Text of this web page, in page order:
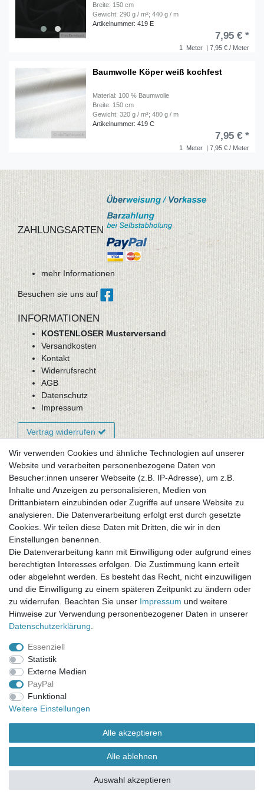
Breite: 150 cm
Gewicht: 290 g / m²; 440 g / m
Artikelnummer: 419 E
1 Meter | 7,95 € / Meter
7,95 € *
Baumwolle Köper weiß kochfest
Material: 100 % Baumwolle
Breite: 150 cm
Gewicht: 320 g / m²; 480 g / m
Artikelnummer: 419 C
1 Meter | 7,95 € / Meter
7,95 € *
ZAHLUNGSARTEN
mehr Informationen
Besuchen sie uns auf
INFORMATIONEN
KOSTENLOSER Musterversand
Versandkosten
Kontakt
Widerrufsrecht
AGB
Datenschutz
Impressum
Vertrag widerrufen
Newsletter-Anmeldung
FAQ / Fragen
Mein Warenkorb
Mein Merkzettel
Mein Konto
UNSER LADENGESCHÄFT
Gottlieb-Daimler-Str. 10
33334 Gütersloh
ÖFFNUNGSZEITEN
Montag - Dienstag: 8.00 - 18.00 Uhr, Mittwoch Ruhetag,
Donnerstag: 8.00 - 18.00 Uhr, Freitag 8.00 - 14.00 Uhr
KUNDENSERVICE
Telefon: (05241) 403 22 38
E-Mail: info@stoffamstueck.de
Alle Preise inklusive gesetzlicher Mehrwertsteuer und
zuzüglichVersandkosten. * Pflichtfeld
Wir verwenden Cookies und ähnliche Technologien auf unserer
Website und verarbeiten personenbezogene Daten von
Besucher:innen unserer Webseite (z.B. IP-Adresse), um z.B.
Inhalte und Anzeigen zu personalisieren, Medien von
Drittanbietern einzubinden oder Zugriffe auf unsere Website zu
analysieren. Die Datenverarbeitung erfolgt erst durch gesetzte
Cookies. Wir teilen diese Daten mit Dritten, die wir in den
Einstellungen benennen.
Die Datenverarbeitung kann mit Einwilligung oder aufgrund eines
berechtigten Interesses erfolgen. Die Zustimmung kann erteilt
oder abgelehnt werden. Es besteht das Recht, nicht einzuwilligen
und die Einwilligung zu einem späteren Zeitpunkt zu ändern oder
zu widerrufen. Beachten Sie unser Impressum und weitere
Hinweise zur Verwendung personenbezogener Daten in unserer
Daten­schutz­erklärung
Essenziell
Statistik
Externe Medien
PayPal
Funktional
Weitere Einstellungen
Alle akzeptieren
Alle ablehnen
Auswahl akzeptieren